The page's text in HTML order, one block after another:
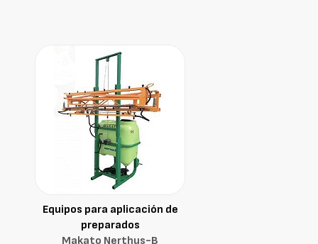
Equipos para aplicación de
preparados
Makato Nerthus-B